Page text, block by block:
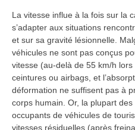
La vitesse influe à la fois sur la
s’adapter aux situations
et sur sa gravité lésionnelle.
véhicules ne sont pas conçus
vitesse (au-delà de 55 km/h lors
ceintures ou airbags, et
déformation ne suffisent pas à
corps humain. Or, la plupart
occupants de véhicules de
vitesses résiduelles (après